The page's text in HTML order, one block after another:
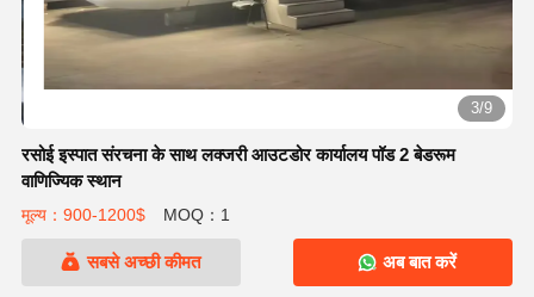
3/9
रसोई इस्पात संरचना के साथ लक्जरी आउटडोर कार्यालय पॉड 2 बेडरूम
वाणिज्यिक स्थान
मूल्य：900-1200$ MOQ：1
सबसे अच्छी कीमत अब बात करें